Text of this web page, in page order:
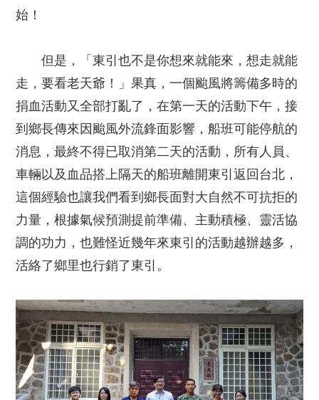
始！
但是，「東引也不是你想來就能來，想走就能
走，要看老天爺！」果真，一個颱風將籌備多時的
捐血活動又全部打亂了，在第一天的活動下午，接
到鄉長傳來因颱風外流鋒面影響，船班可能停航的
消息，最終不得已取消第二天的活動，所有人員、
車輛以及血品搭上隔天的船班離開東引返回台北，
這個經驗也讓我們看到鄉長面對大自然不可抗拒的
力量，根據氣候預測提前準備、主動積極、靈活協
調的功力，也難怪近幾年來東引的活動越辦越多，
活絡了鄉里也行銷了東引。